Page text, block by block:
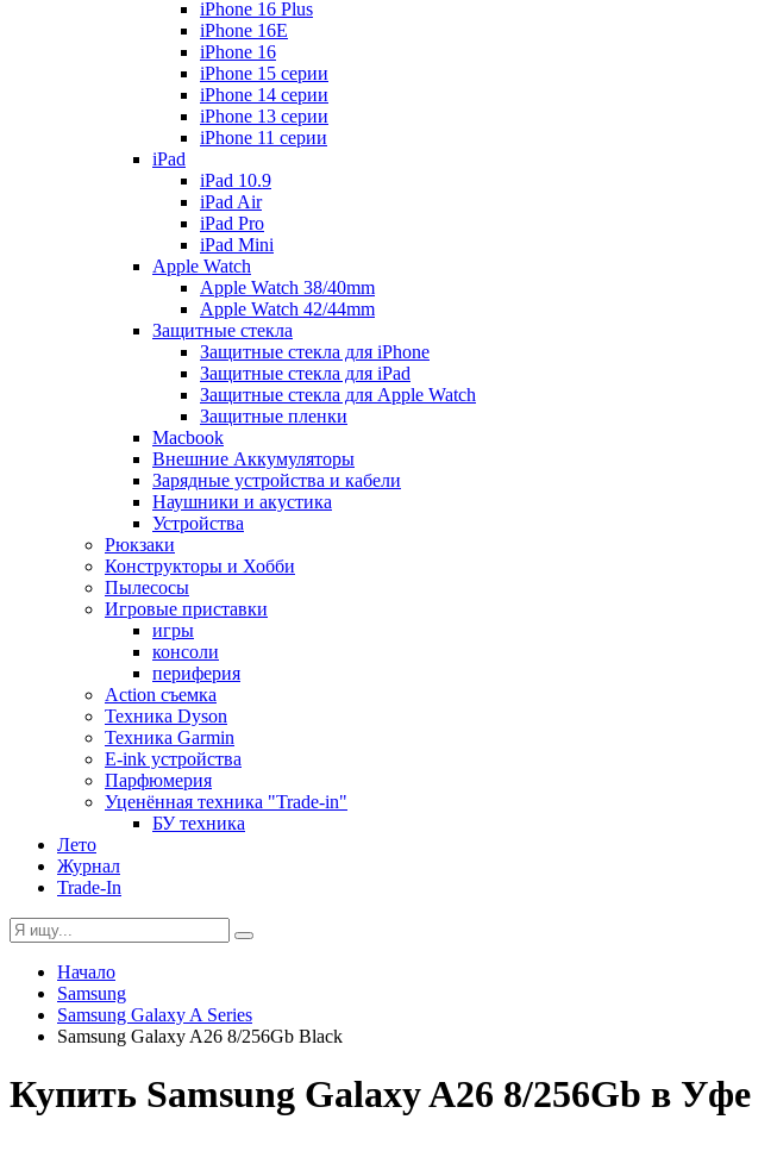
iPhone 16 Plus
iPhone 16E
iPhone 16
iPhone 15 серии
iPhone 14 серии
iPhone 13 серии
iPhone 11 серии
iPad
iPad 10.9
iPad Air
iPad Pro
iPad Mini
Apple Watch
Apple Watch 38/40mm
Apple Watch 42/44mm
Защитные стекла
Защитные стекла для iPhone
Защитные стекла для iPad
Защитные стекла для Apple Watch
Защитные пленки
Macbook
Внешние Аккумуляторы
Зарядные устройства и кабели
Наушники и акустика
Устройства
Рюкзаки
Конструкторы и Хобби
Пылесосы
Игровые приставки
игры
консоли
периферия
Action съемка
Техника Dyson
Техника Garmin
E-ink устройства
Парфюмерия
Уценённая техника "Trade-in"
БУ техника
Лето
Журнал
Trade-In
Начало
Samsung
Samsung Galaxy A Series
Samsung Galaxy A26 8/256Gb Black
Купить Samsung Galaxy A26 8/256Gb в Уфе